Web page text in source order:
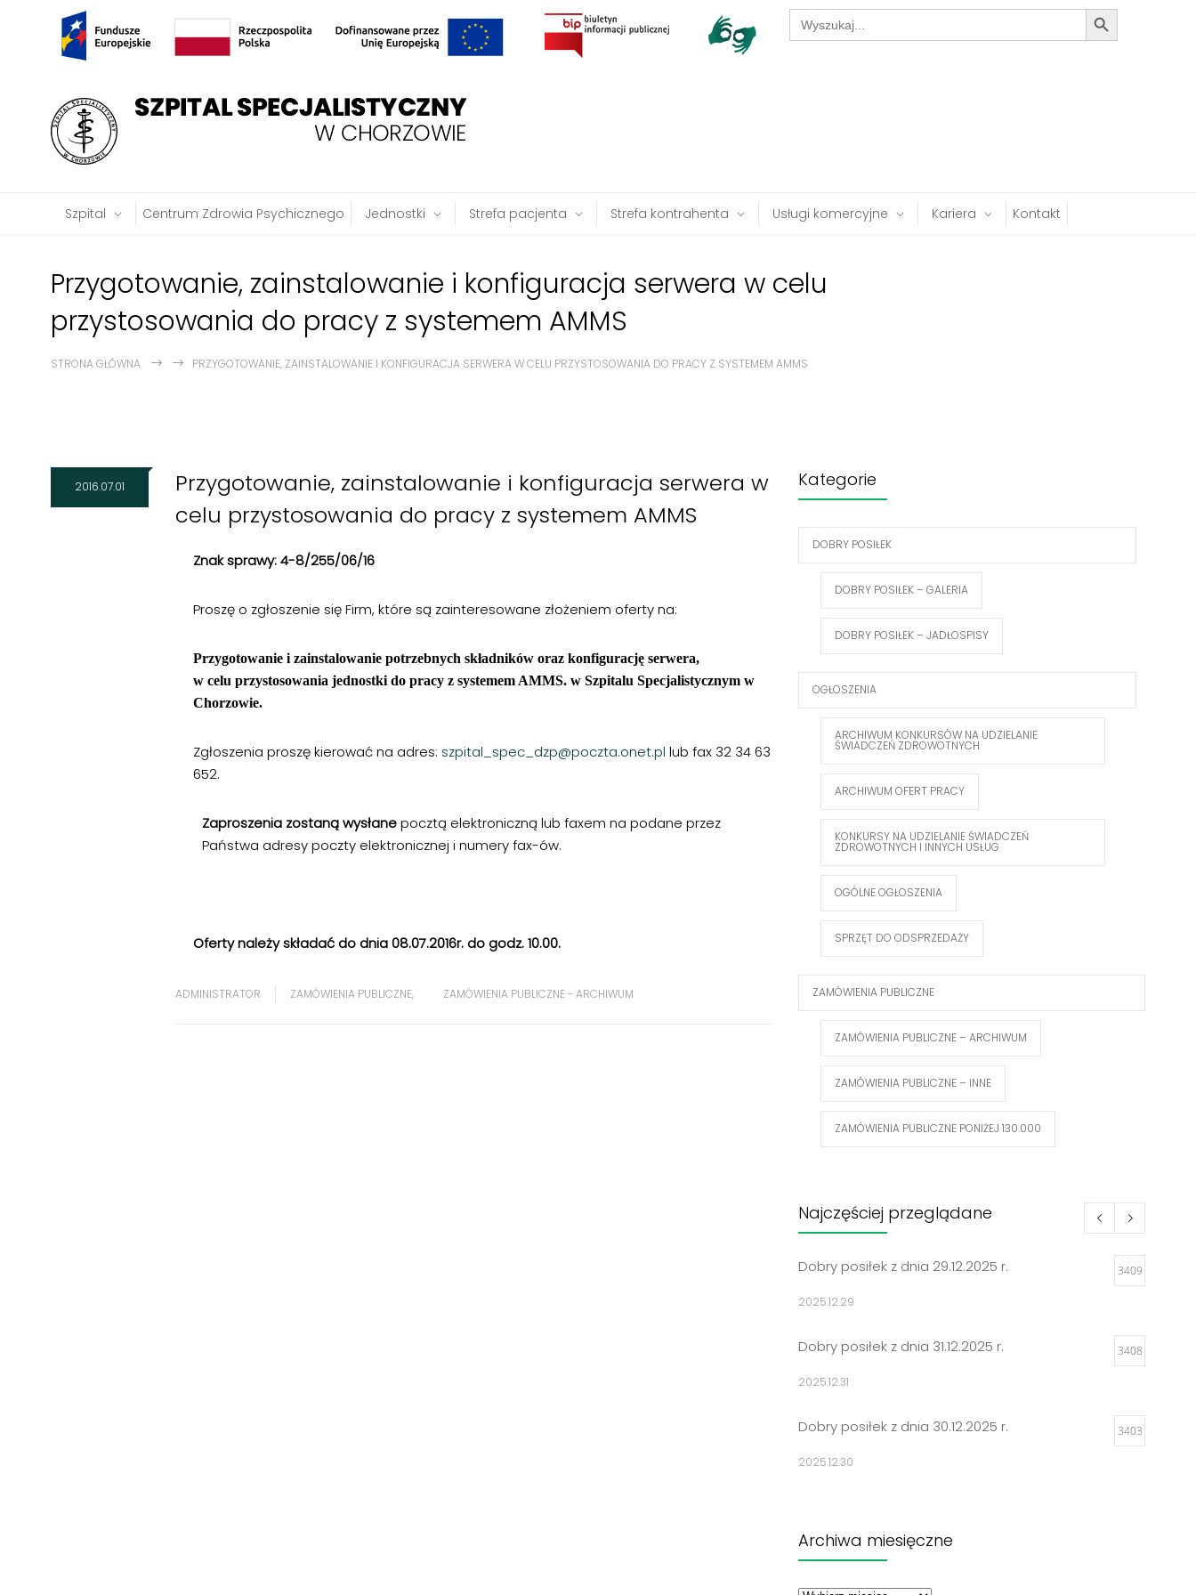
Search
for:
Search Button
Szpital Centrum Zdrowia Psychicznego Jednostki Strefa pacjenta Strefa kontrahenta Usługi komercyjne Kariera Kontakt
Przygotowanie, zainstalowanie i konfiguracja serwera w celu
przystosowania do pracy z systemem AMMS
STRONA GŁÓWNA PRZYGOTOWANIE, ZAINSTALOWANIE I KONFIGURACJA SERWERA W CELU PRZYSTOSOWANIA DO PRACY Z SYSTEMEM AMMS
2016.07.01
Przygotowanie, zainstalowanie i konfiguracja serwera w
celu przystosowania do pracy z systemem AMMS
Znak sprawy: 4-8/255/06/16
Proszę o zgłoszenie się Firm, które są zainteresowane złożeniem oferty na:
Przygotowanie i zainstalowanie potrzebnych składników oraz konfigurację serwera,
w celu przystosowania jednostki do pracy z systemem AMMS. w Szpitalu Specjalistycznym w
Chorzowie.
Zgłoszenia proszę kierować na adres: szpital_spec_dzp@poczta.onet.pl lub fax 32 34 63
652.
Zaproszenia zostaną wysłanepocztą elektroniczną lub faxem na podane przez
Państwa adresy poczty elektronicznej i numery fax-ów.
Oferty należy składać do dnia 08.07.2016r. do godz. 10.00.
ADMINISTRATOR ZAMÓWIENIA PUBLICZNE, ZAMÓWIENIA PUBLICZNE - ARCHIWUM
Kategorie
DOBRY POSIŁEK
DOBRY POSIŁEK – GALERIA
DOBRY POSIŁEK – JADŁOSPISY
OGŁOSZENIA
ARCHIWUM KONKURSÓW NA UDZIELANIE
ŚWIADCZEŃ ZDROWOTNYCH
ARCHIWUM OFERT PRACY
KONKURSY NA UDZIELANIE ŚWIADCZEŃ
ZDROWOTNYCH I INNYCH USŁUG
OGÓLNE OGŁOSZENIA
SPRZĘT DO ODSPRZEDAŻY
ZAMÓWIENIA PUBLICZNE
ZAMÓWIENIA PUBLICZNE – ARCHIWUM
ZAMÓWIENIA PUBLICZNE – INNE
ZAMÓWIENIA PUBLICZNE PONIŻEJ 130.000
Najczęściej przeglądane
Dobry posiłek z dnia 29.12.2025 r. 3409
2025.12.29
Dobry posiłek z dnia 31.12.2025 r. 3408
2025.12.31
Dobry posiłek z dnia 30.12.2025 r. 3403
2025.12.30
2024.12.27
Dobry posiłek z dnia 23.12.2025 r.
Archiwa miesięczne
miesięczne